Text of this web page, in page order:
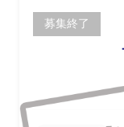
募集終了